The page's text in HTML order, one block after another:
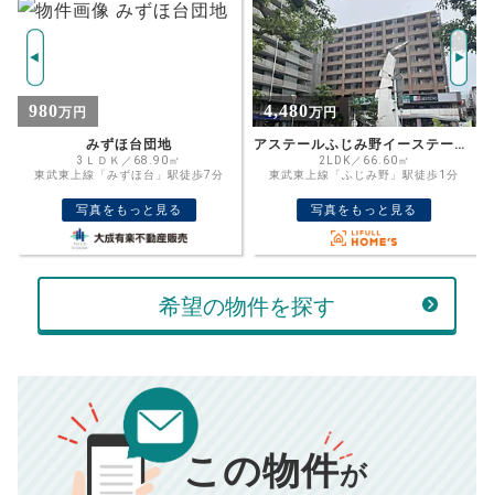
ご希望の
年
住宅ローン
金利
%
ボーナス
返済金額
万円
万円
返済シミュレーション計算結果
毎月の支払額 834
4683万円
資金計画のために査定額や希望売却価
格を入力して活用するのもおすすめ◎
売却価格
計算する
00万円
■仲介手数料／ 00万円
■売買契約書印紙／ 0
4,480 万円
2LDK／66.60㎡
東武東上線「ふじみ野」駅徒歩1分
写真をもっと見る
1,680万円
キャッスルメジェール東みずほ台
3LDK／70.46㎡
東武東上線「みずほ台」駅徒歩12分
写真をもっと見る
希望の物件を探す
この物件が